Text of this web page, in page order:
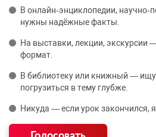
В онлайн‑энциклопедии,
нужны надёжные факты.
На выставки, лекции,
формат.
В библиотеку или книжный — ищу
погрузиться в тему глубже.
Никуда — если урок закончился,